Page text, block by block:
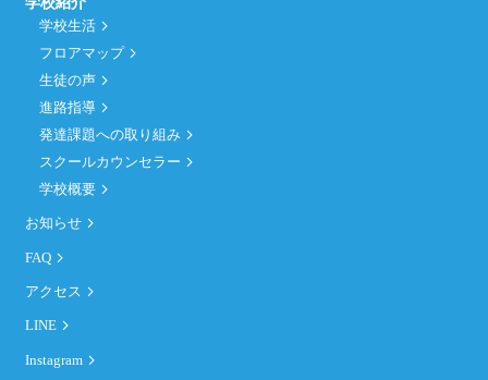
学校生活
フロアマップ
生徒の声
進路指導
発達課題への取り組み
スクールカウンセラー
学校概要
お知らせ
FAQ
アクセス
LINE
Instagram